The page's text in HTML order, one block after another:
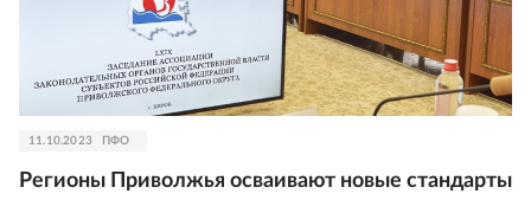
11.10.2023 ПФО
Регионы Приволжья осваивают новые стандарты